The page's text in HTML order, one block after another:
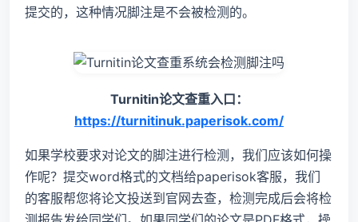
提交的，这种情况脚注是不会被检测的。
Turnitin论文查重入口：
https://turnitinuk.paperisok.com/
如果学校要求对论文的脚注进行检测，我们应该如何操
作呢？提交word格式的文档给paperisok客服，我们
的客服帮您将论文投送到官网去查，检测完成后会将检